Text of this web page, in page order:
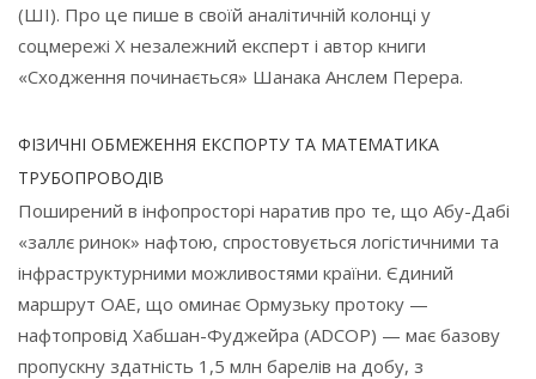
(ШІ). Про це пише в своїй аналітичній колонці у
соцмережі X незалежний експерт і автор книги
«Сходження починається» Шанака Анслем Перера.
ФІЗИЧНІ ОБМЕЖЕННЯ ЕКСПОРТУ ТА МАТЕМАТИКА
ТРУБОПРОВОДІВ
Поширений в інфопросторі наратив про те, що Абу-Дабі
«заллє ринок» нафтою, спростовується логістичними та
інфраструктурними можливостями країни. Єдиний
маршрут ОАЕ, що оминає Ормузьку протоку —
нафтопровід Хабшан-Фуджейра (ADCOP) — має базову
пропускну здатність 1,5 млн барелів на добу, з